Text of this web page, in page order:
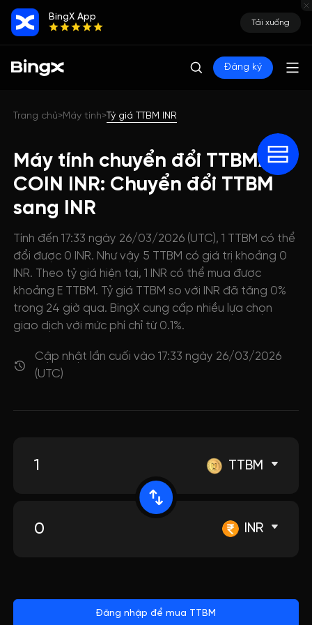
BingX App
Tải xuống
Đăng ký
Trang chủ>Máy tính>Tỷ giá TTBM INR
Máy tính chuyển đổi TTBMATH
COIN INR: Chuyển đổi TTBM
sang INR
Tính đến 17:33 ngày 26/03/2026 (UTC), 1 TTBM có thể
đổi được 0 INR. Như vậy 5 TTBM có giá trị khoảng 0
INR. Theo tỷ giá hiện tại, 1 INR có thể mua được
khoảng E TTBM. Tỷ giá TTBM so với INR đã tăng 0%
trong 24 giờ qua. BingX cung cấp nhiều lựa chọn
giao dịch với mức phí chỉ từ 0.1%.
Cập nhật lần cuối vào 17:33 ngày 26/03/2026
(UTC)
TTBM
INR
Đăng nhập để mua TTBM